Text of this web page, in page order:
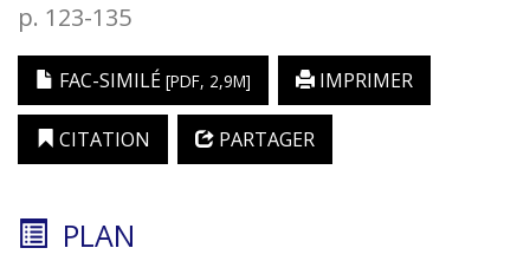
p. 123-135
FAC-SIMILÉ [PDF, 2,9M] IMPRIMER
CITATION PARTAGER
PLAN